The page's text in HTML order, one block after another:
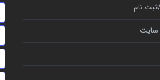
نام
سایت